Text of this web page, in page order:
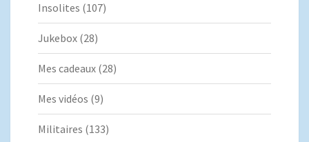
Insolites (107)
Jukebox (28)
Mes cadeaux (28)
Mes vidéos (9)
Militaires (133)